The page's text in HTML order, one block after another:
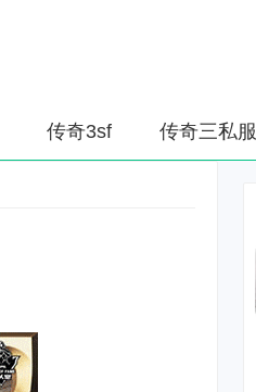
传奇3sf 传奇三私服